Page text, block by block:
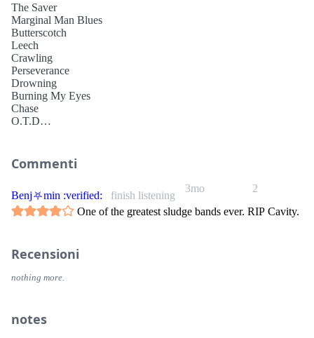
The Saver
Marginal Man Blues
Butterscotch
Leech
Crawling
Perseverance
Drowning
Burning My Eyes
Chase
O.T.D
Slug
(silence)
Commenti
3mo 2
Benj⛧min :verified:
finish listening
One of the greatest sludge bands ever. RIP Cavity.
Recensioni
nothing more.
notes